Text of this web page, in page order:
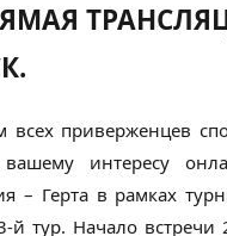
всех приверженцев
интересу
– Герта в рамках
й тур. Начало встречи